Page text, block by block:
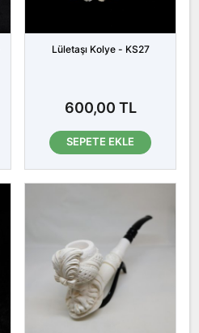
Lületaşı Kolye - KS27
600,00 TL
SEPETE EKLE